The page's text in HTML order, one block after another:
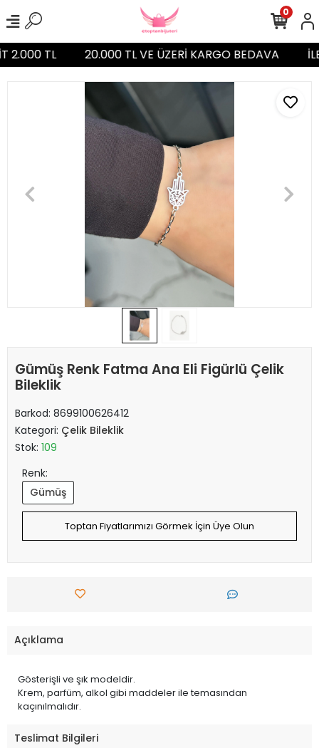
2.000 TL 20.000 TL VE ÜZERİ KARGO BEDAVA
0
Gümüş Renk Fatma Ana Eli Figürlü Çelik
Bileklik
Barkod: 8699100626412
Kategori: Çelik Bileklik
Stok: 109
Renk:
Gümüş
Toptan Fiyatlarımızı Görmek İçin Üye Olun
Açıklama
Gösterişli ve şık modeldir.
Krem, parfüm, alkol gibi maddeler ile temasından
kaçınılmalıdır.
Teslimat Bilgileri